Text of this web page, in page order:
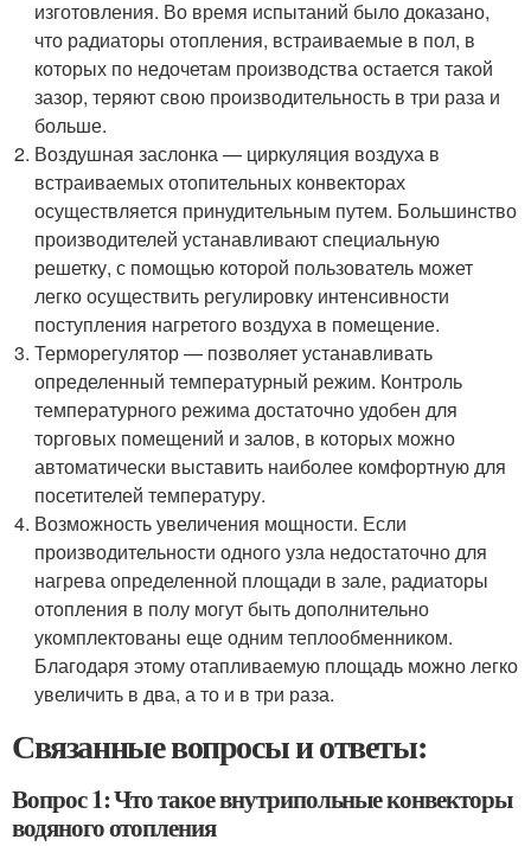
изготовления. Во время испытаний было доказано,
что радиаторы отопления, встраиваемые в пол, в
которых по недочетам производства остается такой
зазор, теряют свою производительность в три раза и
больше.
Воздушная заслонка — циркуляция воздуха в
встраиваемых отопительных конвекторах
осуществляется принудительным путем. Большинство
производителей устанавливают специальную
решетку, с помощью которой пользователь может
легко осуществить регулировку интенсивности
поступления нагретого воздуха в помещение.
Терморегулятор — позволяет устанавливать
определенный температурный режим. Контроль
температурного режима достаточно удобен для
торговых помещений и залов, в которых можно
автоматически выставить наиболее комфортную для
посетителей температуру.
Возможность увеличения мощности. Если
производительности одного узла недостаточно для
нагрева определенной площади в зале, радиаторы
отопления в полу могут быть дополнительно
укомплектованы еще одним теплообменником.
Благодаря этому отапливаемую площадь можно легко
увеличить в два, а то и в три раза.
Связанные вопросы и ответы:
Вопрос 1: Что такое внутрипольные конвекторы
водяного отопления